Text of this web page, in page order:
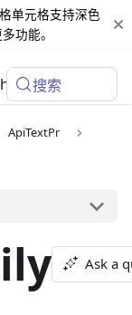
单元格支持深色
功能。
搜索
ApiTextPr
Ask a